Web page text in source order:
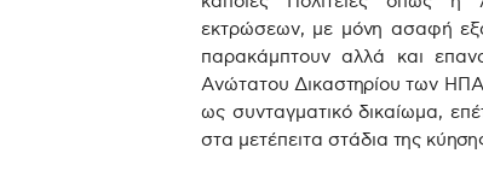
εκτρώσεων, με μόνη ασαφή
παρακάμπτουν αλλά και
Ανώτατου Δικαστηρίου των
ως συνταγματικό δικαίωμα,
στα μετέπειτα στάδια της